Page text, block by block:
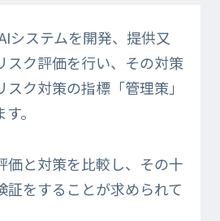
システムを開発、提供又
スク評価を行い、その対策
ク対策の指標「管理策」
。​
価と対策を比較し、その十
証をすることが求められて